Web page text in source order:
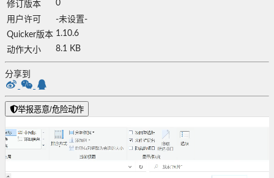
修订版本
0
用户许可
-未设置-
Quicker版本 1.10.6
动作大小
8.1 KB
分享到
举报恶意/危险动作